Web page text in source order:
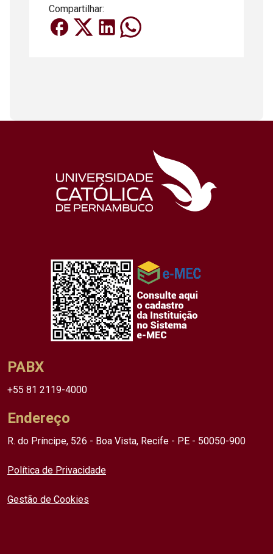
Compartilhar:
PABX
+55 81 2119-4000
Endereço
R. do Príncipe, 526 - Boa Vista, Recife - PE - 50050-900
Política de Privacidade
Gestão de Cookies